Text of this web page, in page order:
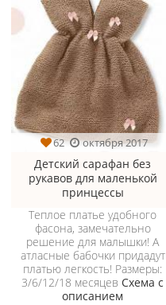
62 октября 2017
Детский сарафан без
рукавов для маленькой
принцессы
Теплое платье удобного
фасона, замечательно
решение для малышки! А
атласные бабочки придадут
платью легкость! Размеры:
3/6/12/18 месяцев Схема с
описанием